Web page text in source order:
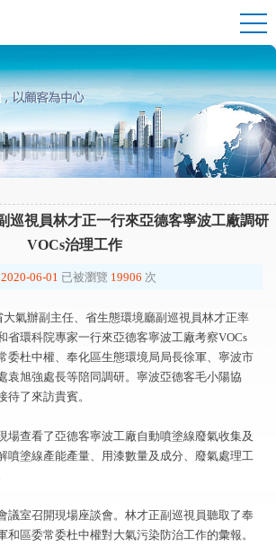
巡視員林才正一行來亞德客寧波工廠調研
VOCs治理工作
2020-06-01 已被瀏覽 19906 次
大氣辦副主任、省生態環境廳副巡視員林才正率
省環科院專家一行來亞德客寧波工廠考察VOCs
委杜中權、奉化區生態環境局局長徐軍、寧波市
袁旭強處長等陪同調研。寧波亞德客毛小陽協
待了來訪貴賓。
場查看了亞德客寧波工廠自動噴塗線廢氣收集及
噴塗線產能產量、用漆數量及成分、廢氣處理工
議室召開現場座談會。林才正副巡視員聽取了奉
和區委常委杜中權對大氣污染防治工作的彙報。